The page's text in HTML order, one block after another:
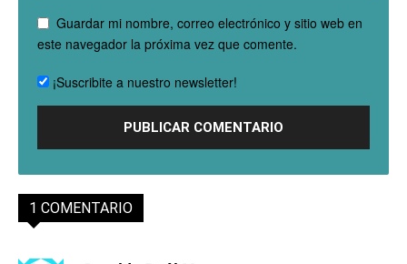
1 COMENTARIO
Guardar mi nombre, correo electrónico y sitio web en
este navegador la próxima vez que comente.
¡Suscribite a nuestro newsletter!